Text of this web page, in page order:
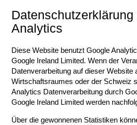
Datenschutzerklärung
Analytics
Diese Website benutzt Google
Google Ireland Limited. Wenn der
Datenverarbeitung auf dieser
Wirtschaftsraumes oder der Schweiz
Analytics Datenverarbeitung durch
Google Ireland Limited werden
Über die gewonnenen Statistiken